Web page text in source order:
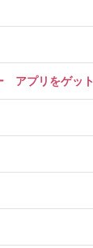
アプリをゲット